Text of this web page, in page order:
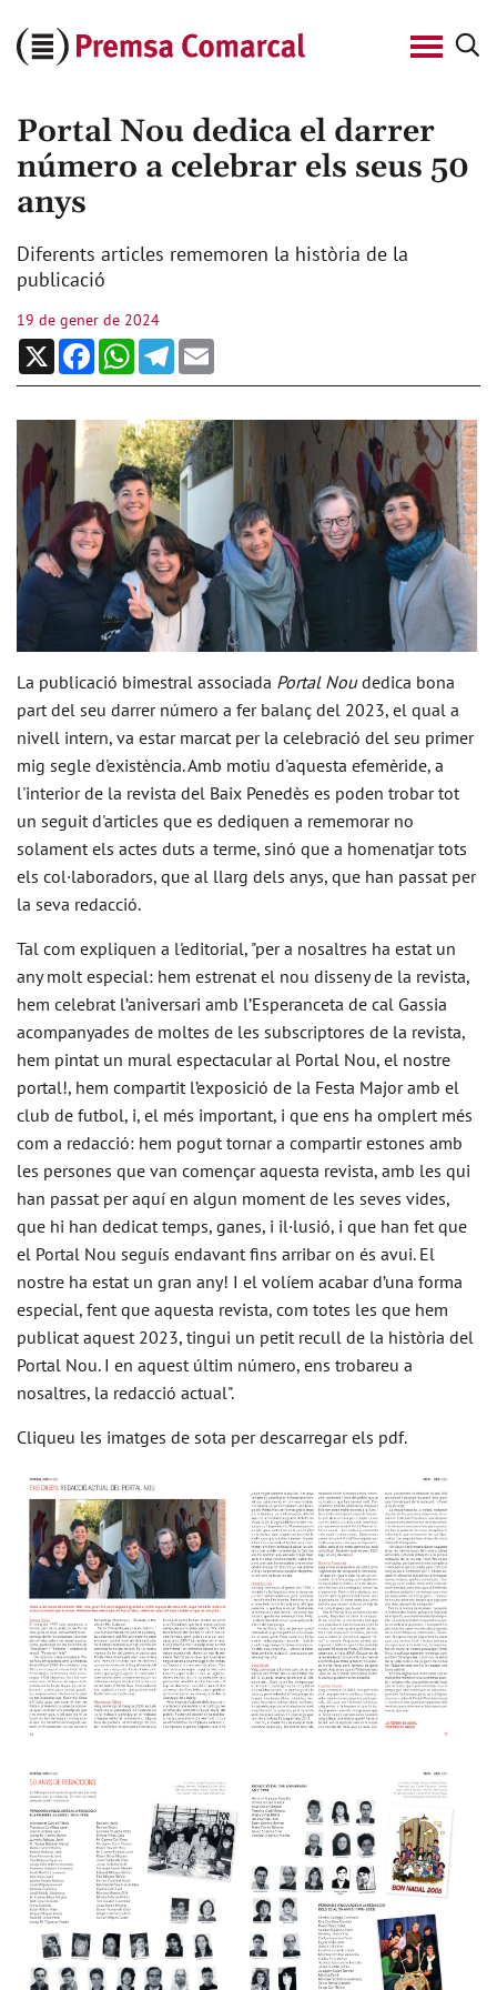
Cerca
Portal Nou dedica el darrer
número a celebrar els seus 50
anys
Diferents articles rememoren la història de la
publicació
19 de gener de 2024
X FacebookWhatsAppTelegram
La publicació bimestral associada Portal Noudedica bona
part del seu darrer número a fer balanç del 2023, el qual a
nivell intern, va estar marcat per la celebració del seu primer
mig segle d'existència. Amb motiu d'aquesta efemèride, a
l'interior de la revista del Baix Penedès es poden trobar tot
un seguit d'articles que es dediquen a rememorar no
solament els actes duts a terme, sinó que a homenatjar tots
els col·laboradors, que al llarg dels anys, que han passat per
la seva redacció.
Tal com expliquen a l'editorial, "per a nosaltres ha estat un
any molt especial: hem estrenat el nou disseny de la revista,
hem celebrat l’aniversari amb l’Esperanceta de cal Gassia
acompanyades de moltes de les subscriptores de la revista,
hem pintat un mural espectacular al Portal Nou, el nostre
portal!, hem compartit l’exposició de la Festa Major amb el
club de futbol, i, el més important, i que ens ha omplert més
com a redacció: hem pogut tornar a compartir estones amb
les persones que van començar aquesta revista, amb les qui
han passat per aquí en algun moment de les seves vides,
que hi han dedicat temps, ganes, i il·lusió, i que han fet que
el Portal Nou seguís endavant fins arribar on és avui. El
nostre ha estat un gran any! I el volíem acabar d’una forma
especial, fent que aquesta revista, com totes les que hem
publicat aquest 2023, tingui un petit recull de la història del
Portal Nou. I en aquest últim número, ens trobareu a
nosaltres, la redacció actual".
Cliqueu les imatges de sota per descarregar els pdf.